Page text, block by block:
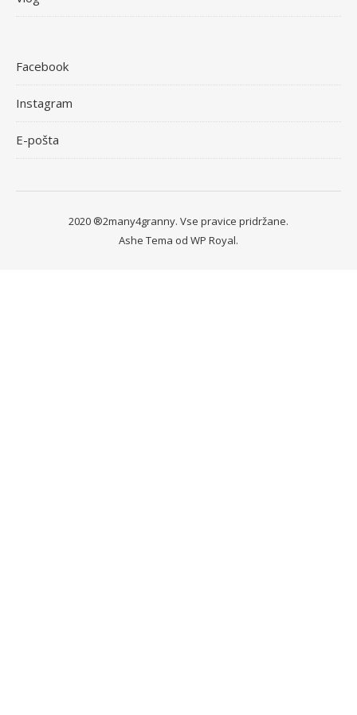
Facebook
Instagram
E-pošta
2020 ®2many4granny. Vse pravice pridržane.
Ashe Tema od WP Royal.